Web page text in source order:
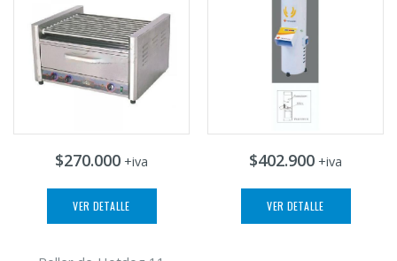
$270.000 +iva
VER DETALLE
$402.900 +iva
VER DETALLE